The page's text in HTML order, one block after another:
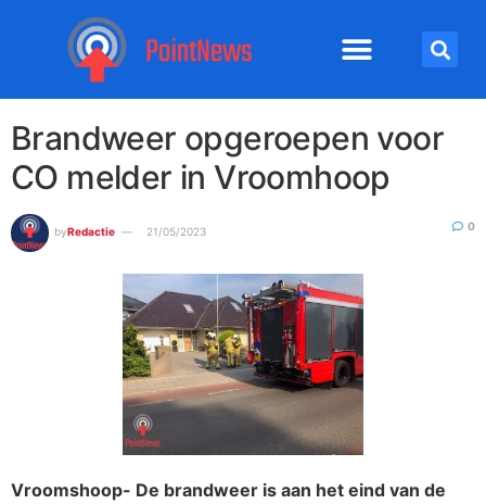
Brandweer opgeroepen voor
CO melder in Vroomhoop
byRedactie 21/05/2023 0
Vroomshoop- De brandweer is aan het eind van de